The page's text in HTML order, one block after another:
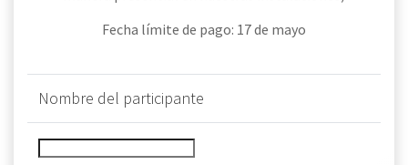
Fecha límite de pago: 17 de mayo
Nombre del participante